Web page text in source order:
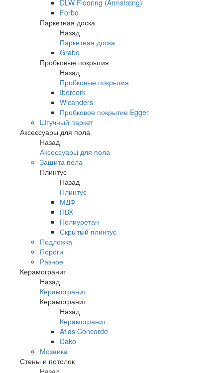
DLW Flooring (Armstrong)
Forbo
Паркетная доска
Назад
Паркетная доска
Grabo
Пробковые покрытия
Назад
Пробковые покрытия
Ibercork
Wicanders
Пробковое покрытие Egger
Штучный паркет
Аксессуары для пола
Назад
Аксессуары для пола
Защита пола
Плинтус
Назад
Плинтус
МДФ
ПВХ
Полиуретан
Скрытый плинтус
Подложка
Пороги
Разное
Керамогранит
Назад
Керамогранит
Керамогранит
Назад
Керамогранит
Atlas Concorde
Dako
Мозаика
Стены и потолок
Назад